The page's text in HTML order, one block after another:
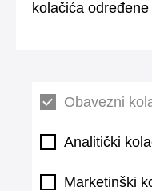
kolačića
Obavezni
Analitički
Marketinški